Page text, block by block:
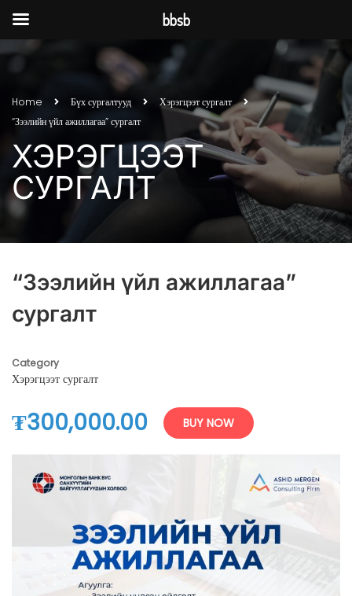
Home Бүх сургалтууд
Хэрэгцээт сургалт
“Зээлийн үйл ажиллагаа” сургалт
ХЭРЭГЦЭЭТ
СУРГАЛТ
“Зээлийн үйл ажиллагаа”
сургалт
Category
Хэрэгцээт сургалт
₮300,000.00 BUY NOW
bbsb